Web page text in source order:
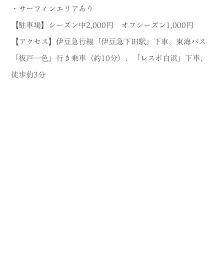
・サーフィンエリアあり
【駐車場】シーズン中2,000円 オフシーズン1,000円
【アクセス】伊豆急行線「伊豆急下田駅」下車、東海バス
「板戸一色」行き乗車（約10分）、「レスポ白浜」下車、
徒歩約3分